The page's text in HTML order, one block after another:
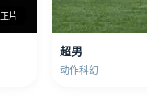
正片
超男
动作科幻